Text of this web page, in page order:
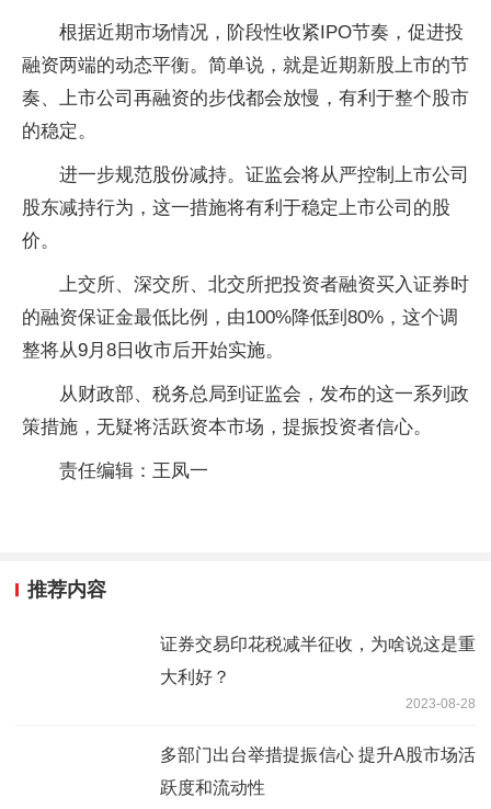
根据近期市场情况，阶段性收紧IPO节奏，促进投
融资两端的动态平衡。简单说，就是近期新股上市的节
奏、上市公司再融资的步伐都会放慢，有利于整个股市
的稳定。
进一步规范股份减持。证监会将从严控制上市公司
股东减持行为，这一措施将有利于稳定上市公司的股
价。
上交所、深交所、北交所把投资者融资买入证券时
的融资保证金最低比例，由100%降低到80%，这个调
整将从9月8日收市后开始实施。
从财政部、税务总局到证监会，发布的这一系列政
策措施，无疑将活跃资本市场，提振投资者信心。
责任编辑：王凤一
推荐内容
证券交易印花税减半征收，为啥说这是重
大利好？
2023-08-28
多部门出台举措提振信心 提升A股市场活
跃度和流动性